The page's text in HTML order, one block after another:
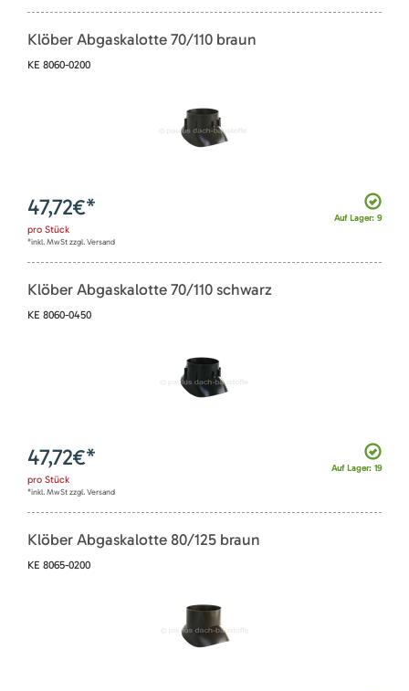
Klöber Abgaskalotte 70/110 braun
KE 8060-0200
Auf Lager: 9
47,72€*
pro Stück
*inkl. MwSt zzgl. Versand
Klöber Abgaskalotte 70/110 schwarz
KE 8060-0450
Auf Lager: 19
47,72€*
pro Stück
*inkl. MwSt zzgl. Versand
Klöber Abgaskalotte 80/125 braun
KE 8065-0200